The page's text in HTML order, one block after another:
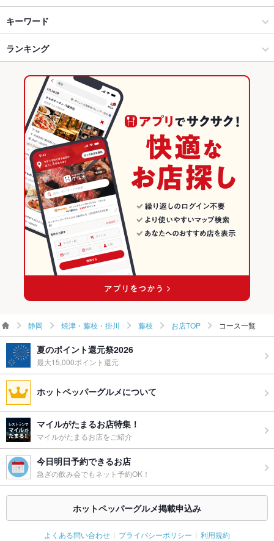
焼津・藤枝・掛川 × カフェ・スイーツ
焼津・藤枝・掛川 × カフェ
藤枝駅 × カフェ・スイーツ
藤枝駅 × カフェ
藤枝 × カフェ・スイーツ
藤枝 × カフェ
静岡 × カフェ・スイーツ
静岡 × カフェ
島田駅
西焼津駅
藤枝駅
キーワード
からあげ
ランキング
静岡のグルメランキング
静岡のカフェ・スイーツランキング
焼津・藤枝・掛川のグルメランキング
焼津・藤枝・掛川のカフェ・スイーツランキング
藤枝のグルメランキング
静岡 焼津・藤枝・掛川 藤枝 お店TOP コース一覧
夏のポイント還元祭2026
最大15,000ポイント還元
ホットペッパーグルメについて
マイルがたまるお店特集！
マイルがたまるお店をご紹介
今日明日予約できるお店
急ぎの飲み会でもネット予約OK！
ホットペッパーグルメ掲載申込み
よくある問い合わせ プライバシーポリシー 利用規約